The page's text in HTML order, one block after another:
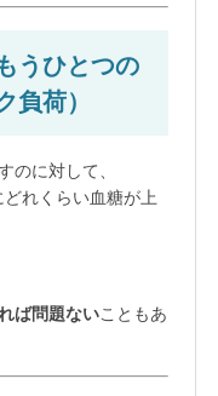
うひとつの
負荷）
のに対して、
れくらい血糖が上
ば問題ないこともあ